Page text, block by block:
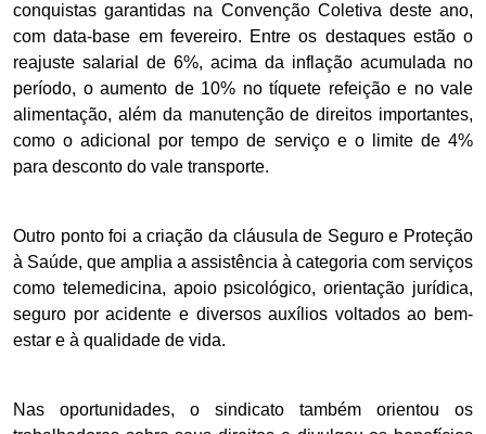
conquistas garantidas na Convenção Coletiva deste ano,
com data-base em fevereiro. Entre os destaques estão o
reajuste salarial de 6%, acima da inflação acumulada no
período, o aumento de 10% no tíquete refeição e no vale
alimentação, além da manutenção de direitos importantes,
como o adicional por tempo de serviço e o limite de 4%
para desconto do vale transporte.
Outro ponto foi a criação da cláusula de Seguro e Proteção
à Saúde, que amplia a assistência à categoria com serviços
como telemedicina, apoio psicológico, orientação jurídica,
seguro por acidente e diversos auxílios voltados ao bem-
estar e à qualidade de vida.
Nas oportunidades, o sindicato também orientou os